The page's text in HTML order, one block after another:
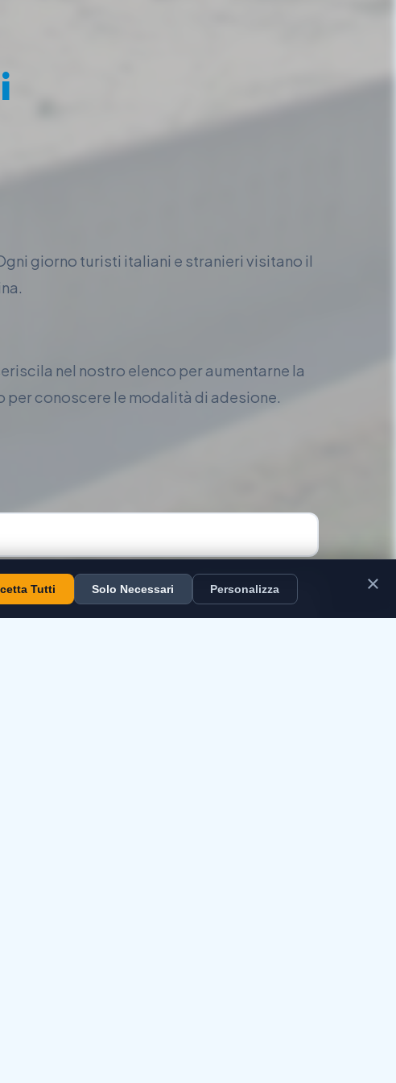
giorno turisti italiani e stranieri visitano il
nel nostro elenco per aumentarne la
conoscere le modalità di adesione.
×
Tutti Solo Necessari Personalizza